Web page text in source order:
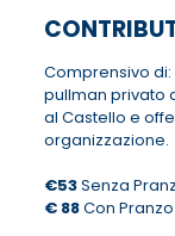
Comprensivo di:
pullman privato
al Castello e
organizzazione.
€53Senza
€ 88Con Pranzo